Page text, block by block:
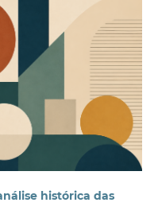
histórica das